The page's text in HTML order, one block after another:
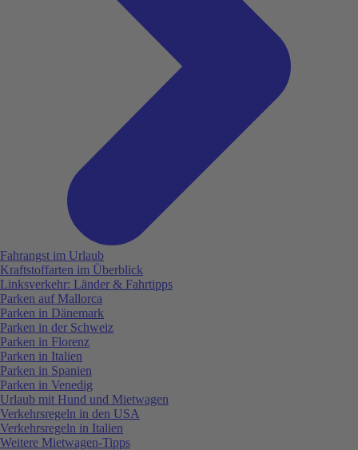
Fahrangst im Urlaub
Kraftstoffarten im Überblick
Linksverkehr: Länder & Fahrtipps
Parken auf Mallorca
Parken in Dänemark
Parken in der Schweiz
Parken in Florenz
Parken in Italien
Parken in Spanien
Parken in Venedig
Urlaub mit Hund und Mietwagen
Verkehrsregeln in den USA
Verkehrsregeln in Italien
Weitere Mietwagen-Tipps